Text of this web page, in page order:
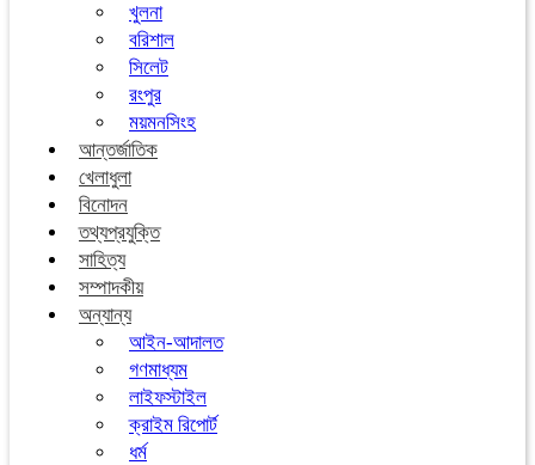
খুলনা
বরিশাল
সিলেট
রংপুর
ময়মনসিংহ
আন্তর্জাতিক
খেলাধুলা
বিনোদন
তথ্যপ্রযুক্তি
সাহিত্য
সম্পাদকীয়
অন্যান্য
আইন-আদালত
গণমাধ্যম
লাইফস্টাইল
ক্রাইম রিপোর্ট
ধর্ম